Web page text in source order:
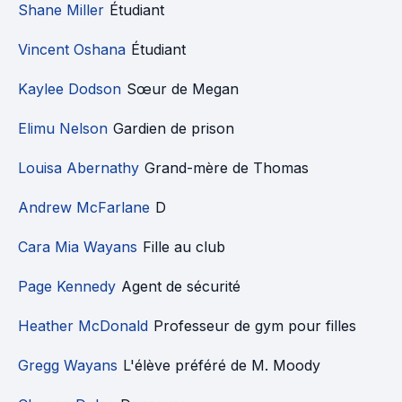
Shane Miller Étudiant
Vincent Oshana Étudiant
Kaylee Dodson Sœur de Megan
Elimu Nelson Gardien de prison
Louisa Abernathy Grand-mère de Thomas
Andrew McFarlane D
Cara Mia Wayans Fille au club
Page Kennedy Agent de sécurité
Heather McDonald Professeur de gym pour filles
Gregg Wayans L'élève préféré de M. Moody